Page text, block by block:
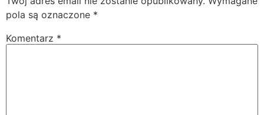
pola są oznaczone *
Komentarz *